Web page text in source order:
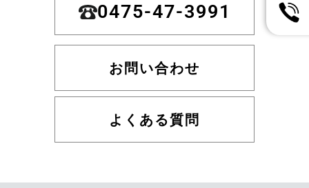
0475-47-3991
お問い合わせ
よくある質問